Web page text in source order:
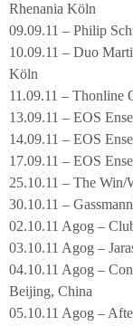
Rhenania Köln
09.09.11 – Philip
10.09.11 – Duo
Köln
11.09.11 – Thonline
13.09.11 – EOS
14.09.11 – EOS
17.09.11 – EOS
25.10.11 – The Win/
30.10.11 –
02.10.11 Agog –
03.10.11 Agog –
04.10.11 Agog –
Beijing, China
05.10.11 Agog –